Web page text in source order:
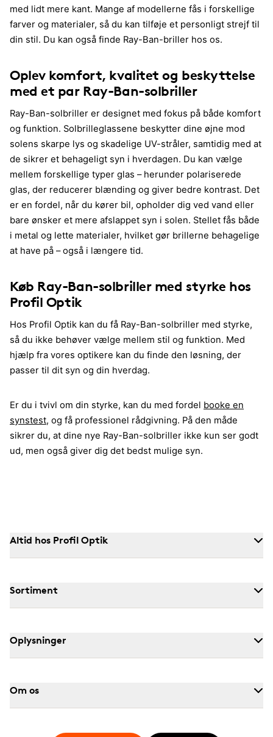
med lidt mere kant. Mange af modellerne fås i forskellige
farver og materialer, så du kan tilføje et personligt strejf til
din stil. Du kan også finde Ray-Ban-briller hos os.
Oplev komfort, kvalitet og beskyttelse
med et par Ray-Ban-solbriller
Ray-Ban-solbriller er designet med fokus på både komfort
og funktion. Solbrilleglassene beskytter dine øjne mod
solens skarpe lys og skadelige UV-stråler, samtidig med at
de sikrer et behageligt syn i hverdagen. Du kan vælge
mellem forskellige typer glas – herunder polariserede
glas, der reducerer blænding og giver bedre kontrast. Det
er en fordel, når du kører bil, opholder dig ved vand eller
bare ønsker et mere afslappet syn i solen. Stellet fås både
i metal og lette materialer, hvilket gør brillerne behagelige
at have på – også i længere tid.
Køb Ray-Ban-solbriller med styrke hos
Profil Optik
Hos Profil Optik kan du få Ray-Ban-solbriller med styrke,
så du ikke behøver vælge mellem stil og funktion. Med
hjælp fra vores optikere kan du finde den løsning, der
passer til dit syn og din hverdag.
Er du i tvivl om din styrke, kan du med fordel booke en
synstest, og få professionel rådgivning. På den måde
sikrer du, at dine nye Ray-Ban-solbriller ikke kun ser godt
ud, men også giver dig det bedst mulige syn.
Altid hos Profil Optik
Sortiment
Oplysninger
Om os